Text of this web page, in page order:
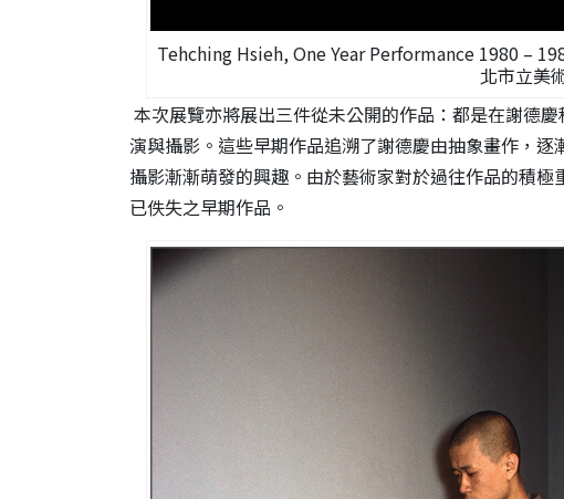
Tehching Hsieh, One Year Performance 1980 –
北市立美
本次展覽亦將展出三件從未公開的作品：都是在謝德慶
演與攝影。這些早期作品追溯了謝德慶由抽象畫作，逐
攝影漸漸萌發的興趣。由於藝術家對於過往作品的積極
已佚失之早期作品。